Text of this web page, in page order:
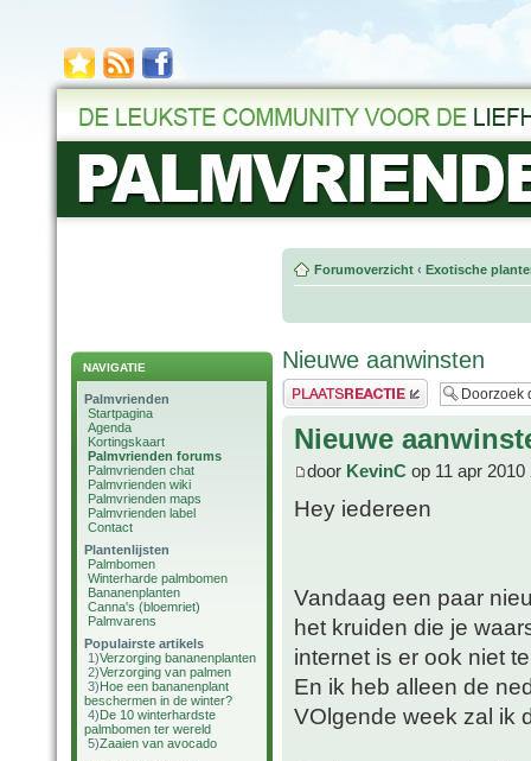
NAVIGATIE
Palmvrienden
Startpagina
Agenda
Kortingskaart
Palmvrienden forums
Palmvrienden chat
Palmvrienden wiki
Palmvrienden maps
Palmvrienden label
Contact
Plantenlijsten
Palmbomen
Winterharde palmbomen
Bananenplanten
Canna's (bloemriet)
Palmvarens
Populairste artikels
1)Verzorging bananenplanten
2)Verzorging van palmen
3)Hoe een bananenplant
beschermen in de winter?
4)De 10 winterhardste
palmbomen ter wereld
5)Zaaien van avocado
Forumoverzicht ‹ Exotische
Nieuwe aanwinsten
Plaats een reactie
Nieuwe
door KevinC op 11 apr 2010
Hey iedereen
Vandaag een paar
het kruiden die je
internet is er ook niet
En ik heb alleen de
VOlgende week zal ik